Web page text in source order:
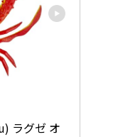
ラグゼ オ